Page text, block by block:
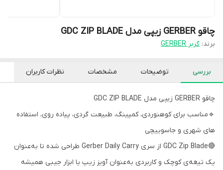
چاقو GERBER زیپی مدل GDC ZIP BLADE
برند: گربر GERBER
بررسی توضیحات مشخصات نظرات کاربران
چاقو GERBER زیپی مدل GDC ZIP BLADE
🔹مناسب برای کوهنوردی، کمپینگ، طبیعت گردی، پیاده روی، استفاده
های شهری و جاسوییچی
🔴GDC Zip Blade از سری Gerber Daily Carry طراحی شده تا به‌عنوان
یک تیغه‌ی کوچک و کاربردی به‌عنوان آویز زیپ یا ابزار جیبی همیشه